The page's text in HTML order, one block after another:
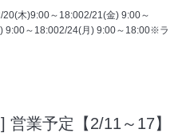
木)9:00～18:002/21(金) 9:00～
9:00～18:002/24(月) 9:00～18:00※ラ
業予定【2/11～17】